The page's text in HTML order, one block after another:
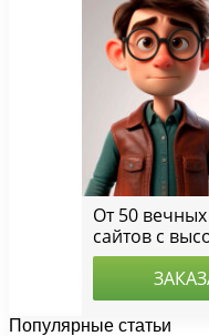
Популярные статьи